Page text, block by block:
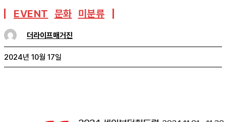
EVENT 문화 미분류
더라이프매거진
2024년 10월 17일